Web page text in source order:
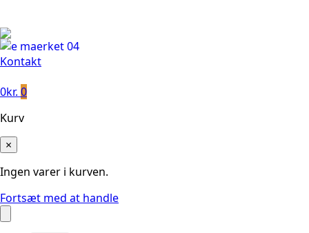
Kontakt
0kr. 0
Kurv
×
Ingen varer i kurven.
Fortsæt med at handle